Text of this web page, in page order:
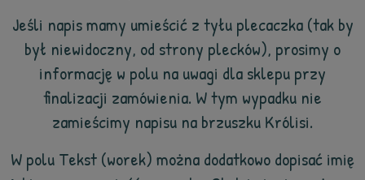
Jeśli napis mamy umieścić z tyłu plecaczka (tak by
był niewidoczny, od strony plecków), prosimy o
informację w polu na uwagi dla sklepu przy
finalizacji zamówienia. W tym wypadku nie
zamieścimy napisu na brzuszku Królisi.
W polu Tekst (worek) można dodatkowo dopisać imię